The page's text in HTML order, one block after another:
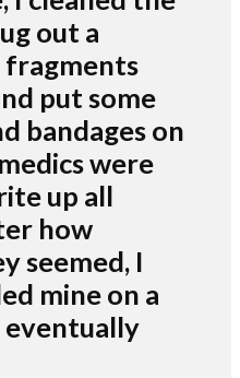
out a
fragments
put some
bandages on
were
up all
how
seemed, I
mine on a
eventually